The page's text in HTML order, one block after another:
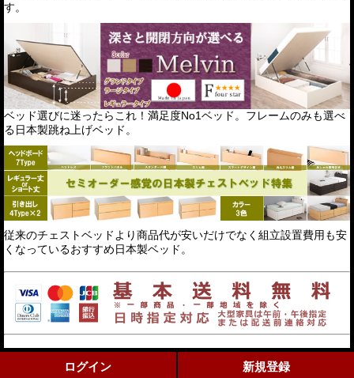
す。
ベッド選びに迷ったらこれ！満足度No1ベッド。フレームのみも選べ
る日本製跳ね上げベッド。
従来のチェストベッドより商品代が安いだけでなく組立設置費用も安
くなっているおすすめ日本製ベッド。
ログイン 新規登録